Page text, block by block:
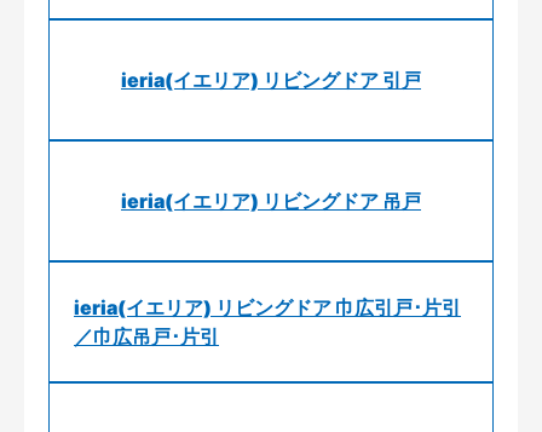
ieria(イエリア) リビングドア 引戸
ieria(イエリア) リビングドア 吊戸
ieria(イエリア) リビングドア 巾広引戸･片引
／巾広吊戸･片引